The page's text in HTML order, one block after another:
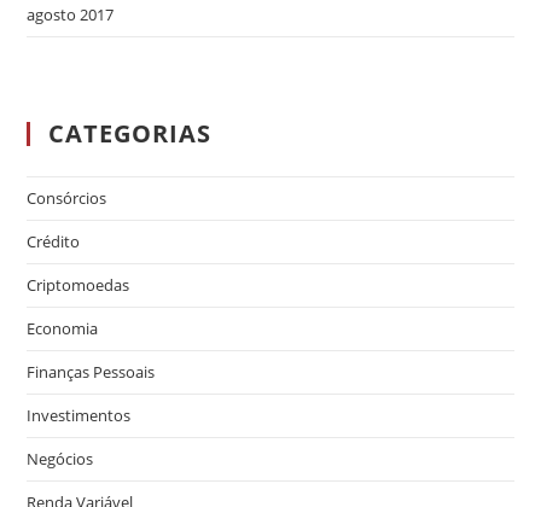
agosto 2017
CATEGORIAS
Consórcios
Crédito
Criptomoedas
Economia
Finanças Pessoais
Investimentos
Negócios
Renda Variável